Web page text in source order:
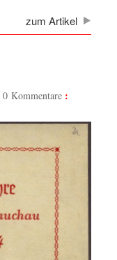
zum Artikel
0 Kommentare